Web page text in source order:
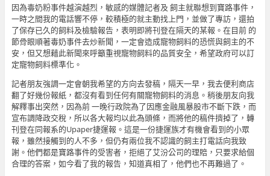
因為毒奶粉事件越演越烈，敏感的媒體記者及 飼主就聯想到寶路事件，
一時之間我的電話響不停，較積極的就主動找上門，並做了專訪，還拍
了保存已久的飼料及檢驗報告，表明即將刊登在隔天的某報。在目前 的
節骨眼順著毒奶事件去炒新聞，一定會造成寵物飼料的恐慌與飼主的不
安，但又想藉此新聞來呼籲重視寵物飼料的品質安全，希望政府可以訂
定寵物飼料標準化。
記者朋友強調一定會朝我希望的方向去發稿，隔天一早，我去便利商店
翻了好幾份報紙，都沒有看到任何有關寵物飼料的消息。稍後朋友向我
解釋事出突然，因為前 一晚行政院為了因應金融風暴股市不斷下跌，而
宣布調降政交稅，所以各大報均以此為頭條，而將他的稿件擠掉了，轉
刊登在同報系的Upaper捷運報。這是一份捷運族才有機會看到的小眾
報，雖然接觸到的人不多，但仍有兩位我不認識的飼主打電話向我致
謝。他們都是寶路事件的受害者，拒絕了艾汾公司的理賠，只要求給個
合理的答案，如今看了我的報告，知道真相了，他們也不再難過了。